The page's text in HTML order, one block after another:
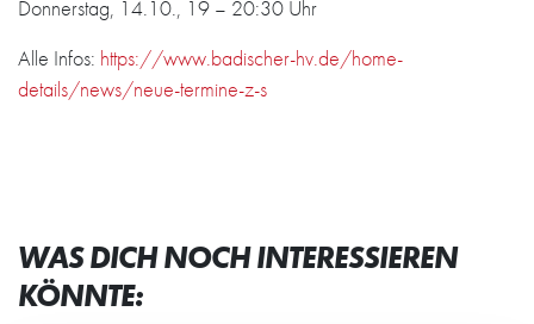
Donnerstag, 14.10., 19 – 20:30 Uhr
Alle Infos: https://www.badischer-hv.de/home-
details/news/neue-termine-z-s
WAS DICH NOCH INTERESSIEREN
KÖNNTE: